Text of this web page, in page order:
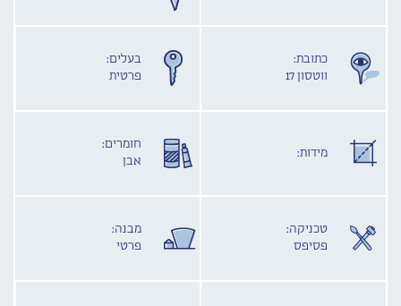
כתובת:
ווטסון 17
בעלים:
פרטית
מידות:
חומרים:
אבן
טכניקה:
פסיפס
מבנה:
פרטי